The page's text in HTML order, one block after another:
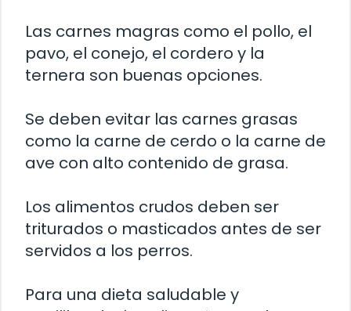
Las carnes magras como el pollo, el
pavo, el conejo, el cordero y la
ternera son buenas opciones.
Se deben evitar las carnes grasas
como la carne de cerdo o la carne de
ave con alto contenido de grasa.
Los alimentos crudos deben ser
triturados o masticados antes de ser
servidos a los perros.
Para una dieta saludable y